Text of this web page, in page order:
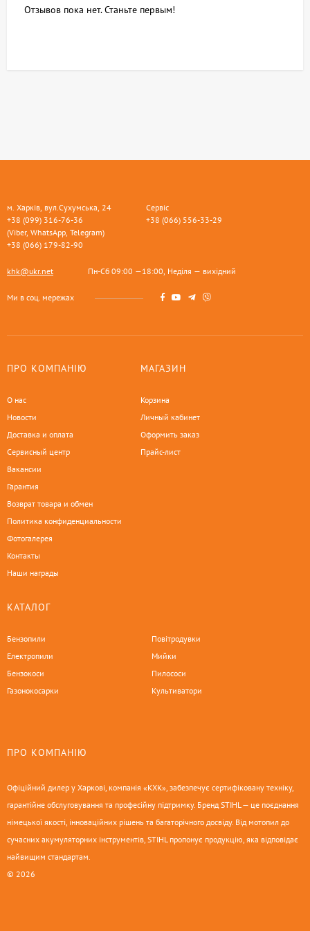
Отзывов пока нет. Станьте первым!
м. Харків, вул.Сухумська, 24
+38 (099) 316-76-36
(Viber, WhatsApp, Telegram)
+38 (066) 179-82-90
Сервіс
+38 (066) 556-33-29
khk@ukr.net Пн-Сб 09:00 —18:00, Неділя — вихідний
Ми в соц. мережах
ПРО КОМПАНІЮ
О нас
Новости
Доставка и оплата
Сервисный центр
Вакансии
Гарантия
Возврат товара и обмен
Политика конфиденциальности
Фотогалерея
Контакты
Наши награды
МАГАЗИН
Корзина
Личный кабинет
Оформить заказ
Прайс-лист
КАТАЛОГ
Бензопили
Електропили
Бензокоси
Газонокосарки
Повітродувки
Мийки
Пилососи
Культиватори
ПРО КОМПАНІЮ
Офіційний дилер у Харкові, компанія «КХК», забезпечує сертифіковану техніку,
гарантійне обслуговування та професійну підтримку. Бренд STIHL — це поєднання
німецької якості, інноваційних рішень та багаторічного досвіду. Від мотопил до
сучасних акумуляторних інструментів, STIHL пропонує продукцію, яка відповідає
найвищим стандартам.
© 2026